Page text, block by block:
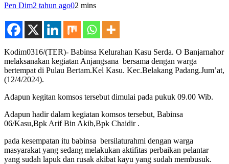
Pen Dim2 tahun ago02 mins
Kodim0316/(TER)- Babinsa Kelurahan Kasu Serda. O Banjarnahor
melaksanakan kegiatan Anjangsana bersama dengan warga
bertempat di Pulau Bertam.Kel Kasu. Kec.Belakang Padang.Jum’at,
(12/4/2024).
Adapun kegitan komsos tersebut dimulai pada pukuk 09.00 Wib.
Adapun hadir dalam kegiatan komsos tersebut, Babinsa
06/Kasu,Bpk Arif Bin Akib,Bpk Chaidir .
pada kesempatan itu babinsa bersilaturahmi dengan warga
masyarakat yang sedang melakukan aktifitas perbaikan pelantar
yang sudah lapuk dan rusak akibat kayu yang sudah membusuk.